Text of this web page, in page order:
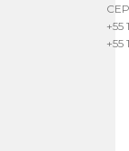
+55
+55